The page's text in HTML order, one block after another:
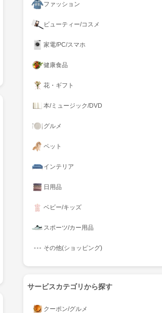
ファッション
ビューティー/コスメ
家電/PC/スマホ
健康食品
花・ギフト
本/ミュージック/DVD
グルメ
ペット
インテリア
日用品
ベビー/キッズ
スポーツ/カー用品
その他(ショッピング)
サービスカテゴリから探す
クーポン/グルメ